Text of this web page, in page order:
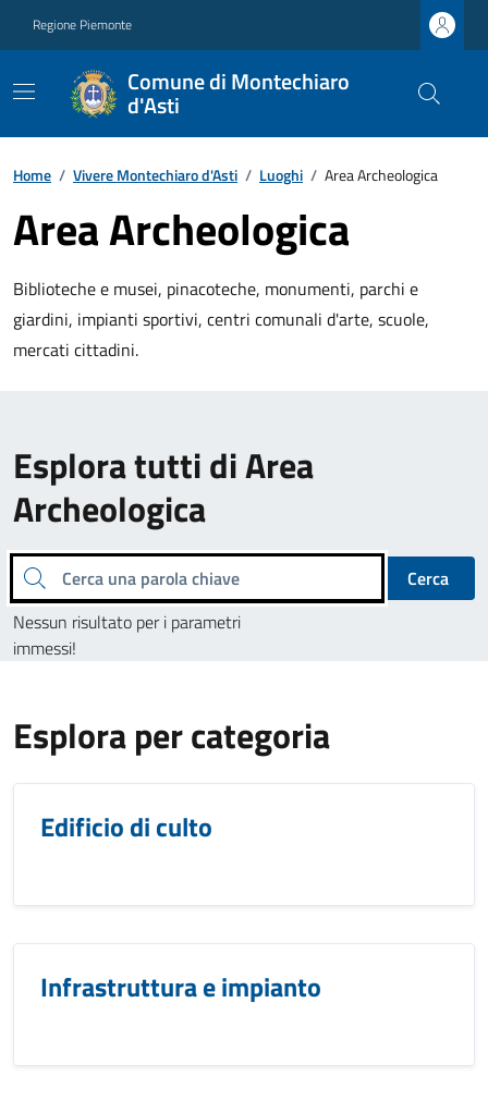
Regione Piemonte
Comune di Montechiaro
d'Asti
Home / Vivere Montechiaro d'Asti / Luoghi / Area Archeologica
Area Archeologica
Biblioteche e musei, pinacoteche, monumenti, parchi e
giardini, impianti sportivi, centri comunali d'arte, scuole,
mercati cittadini.
Esplora tutti di Area
Archeologica
Cerca una parola chiave
Cerca
Nessun risultato per i parametri
immessi!
Esplora per categoria
Edificio di culto
Infrastruttura e impianto